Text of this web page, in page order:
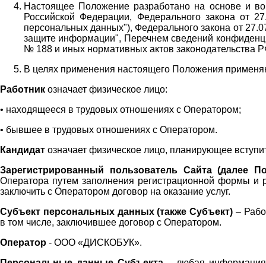
Настоящее Положение разработано на основе и во
Российской Федерации, Федерального закона
персональных данных"), Федерального закона от
защите информации", Перечнем сведений
№ 188 и иных нормативных актов законодательства
В целях применения настоящего Положения
Работник означает физическое лицо:
• находящееся в трудовых отношениях с Оператором;
• бывшее в трудовых отношениях с Оператором.
Кандидат означает физическое лицо, планирующее
Зарегистрированный пользователь Сайта (далее
Оператора путем заполнения регистрационной формы и
заключить с Оператором договор на оказание услуг.
Субъект персональных данных (также Субъект) –
в том числе, заключившее договор с Оператором.
Оператор - ООО «ДИСКОБУК».